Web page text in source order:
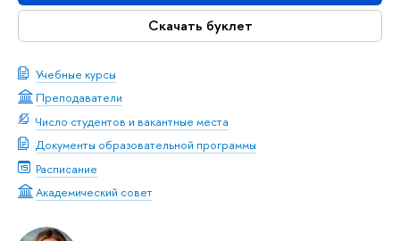
Скачать буклет
Учебные курсы
Преподаватели
Число студентов и вакантные места
Документы образовательной программы
Расписание
Академический совет